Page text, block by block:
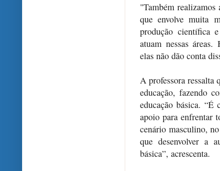
"Também
que envolve muita
produção científica
atuam nessas
elas não dão conta
A professora
educação, fazendo
educação básica. “É
apoio para enfrentar
cenário masculino,
que desenvolver a
básica”, acrescenta.